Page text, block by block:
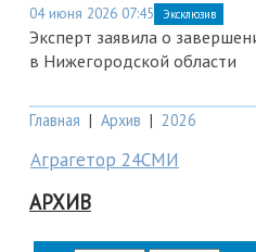
04 июня 2026 07:45 Эксклюзив
Эксперт заявила о
в Нижегородской области
Главная | Архив | 2026
Аграгетор 24СМИ
АРХИВ